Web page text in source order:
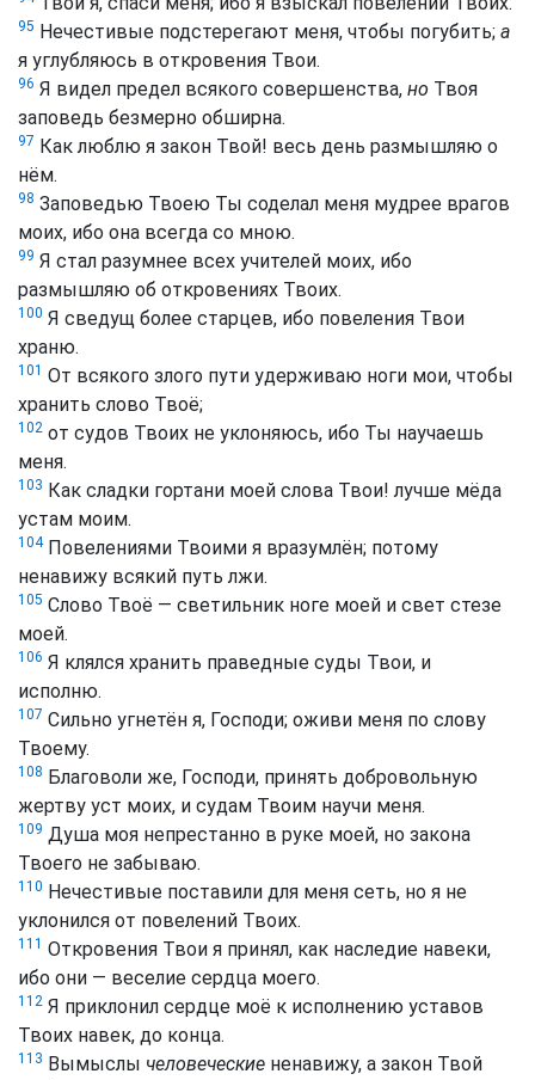
95 Нечестивые подстерегают меня, чтобы погубить; а
я углубляюсь в откровения Твои.
96 Я видел предел всякого совершенства, но Твоя
заповедь безмерно обширна.
97 Как люблю я закон Твой! весь день размышляю о
нём.
98 Заповедью Твоею Ты соделал меня мудрее врагов
моих, ибо она всегда со мною.
99 Я стал разумнее всех учителей моих, ибо
размышляю об откровениях Твоих.
100 Я сведущ более старцев, ибо повеления Твои
храню.
101 От всякого злого пути удерживаю ноги мои, чтобы
хранить слово Твоё;
102 от судов Твоих не уклоняюсь, ибо Ты научаешь
меня.
103 Как сладки гортани моей слова Твои! лучше мёда
устам моим.
104Повелениями Твоими я вразумлён; потому
ненавижу всякий путь лжи.
105 Слово Твоё — светильник ноге моей и свет стезе
моей.
106 Я клялся хранить праведные суды Твои, и
исполню.
107 Сильно угнетён я, Господи; оживи меня по слову
Твоему.
108 Благоволи же, Господи, принять добровольную
жертву уст моих, и судам Твоим научи меня.
109 Душа моя непрестанно в руке моей, но закона
Твоего не забываю.
110 Нечестивые поставили для меня сеть, но я не
уклонился от повелений Твоих.
111 Откровения Твои я принял, как наследие навеки,
ибо они — веселие сердца моего.
112 Я приклонил сердце моё к исполнению уставов
Твоих навек, до конца.
113 Вымыслы человеческие ненавижу, а закон Твой